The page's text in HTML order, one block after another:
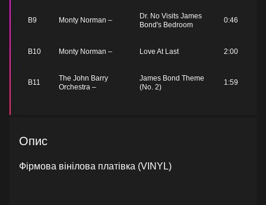
B9 Monty Norman –
Dr. No Visits James
Bond's Bedroom
0:46
B10 Monty Norman – Love At Last 2:00
B11
The John Barry
Orchestra –
James Bond Theme
(No. 2)
1:59
Опис
Фірмова вінілова платівка (VINYL)